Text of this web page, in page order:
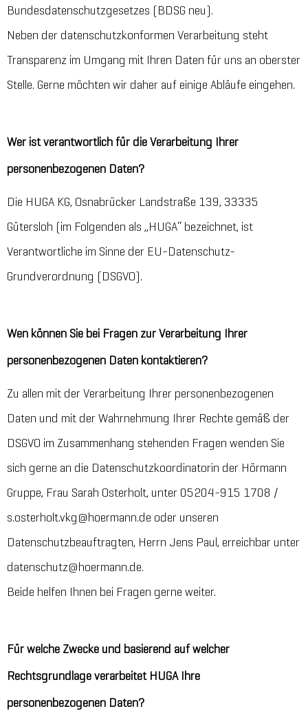
Bundesdatenschutzgesetzes (BDSG neu).
Neben der datenschutzkonformen Verarbeitung steht
Transparenz im Umgang mit Ihren Daten für uns an oberster
Stelle. Gerne möchten wir daher auf einige Abläufe eingehen.
Wer ist verantwortlich für die Verarbeitung Ihrer
personenbezogenen Daten?
Die HUGA KG, Osnabrücker Landstraße 139, 33335
Gütersloh (im Folgenden als „HUGA“ bezeichnet, ist
Verantwortliche im Sinne der EU-Datenschutz-
Grundverordnung (DSGVO).
Wen können Sie bei Fragen zur Verarbeitung Ihrer
personenbezogenen Daten kontaktieren?
Zu allen mit der Verarbeitung Ihrer personenbezogenen
Daten und mit der Wahrnehmung Ihrer Rechte gemäß der
DSGVO im Zusammenhang stehenden Fragen wenden Sie
sich gerne an die Datenschutzkoordinatorin der Hörmann
Gruppe, Frau Sarah Osterholt, unter 05204-915 1708 /
s.osterholt.vkg@hoermann.de oder unseren
Datenschutzbeauftragten, Herrn Jens Paul, erreichbar unter
datenschutz@hoermann.de.
Beide helfen Ihnen bei Fragen gerne weiter.
Für welche Zwecke und basierend auf welcher
Rechtsgrundlage verarbeitet HUGA Ihre
personenbezogenen Daten?